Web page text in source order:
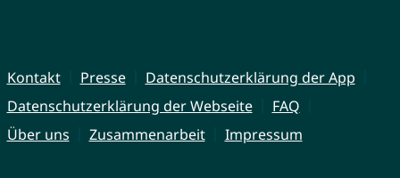
Kontakt Presse
Datenschutzerklärung der App
Datenschutzerklärung der Webseite
FAQ
Über uns
Zusammenarbeit Impressum